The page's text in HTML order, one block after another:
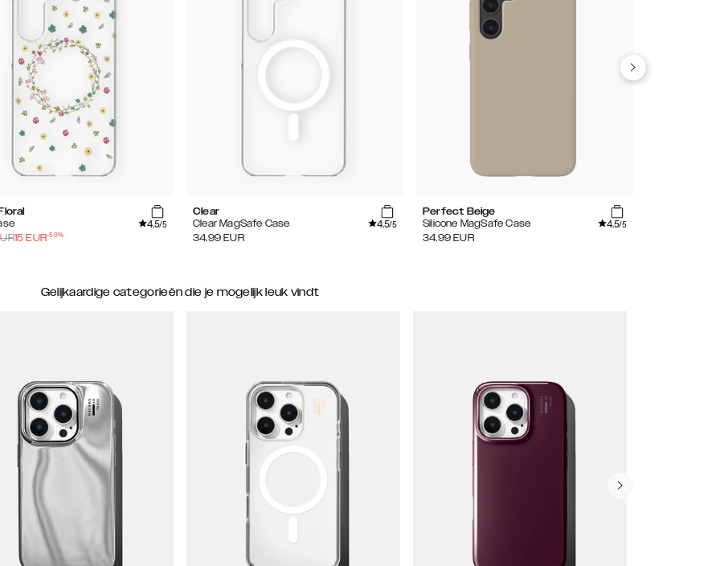
4.5/5
15 EUR-50%
Clear
Clear MagSafe Case
4.5/5
34.99 EUR
Perfect Beige
Silicone MagSafe Case
4.5/5
34.99 EUR
Gelijkaardige categorieën die je mogelijk leuk vindt